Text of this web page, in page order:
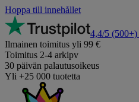
Hoppa till innehållet
4,4/5 (500+)
Ilmainen toimitus yli 99 €
Toimitus 2-4 arkipv
30 päivän palautusoikeus
Yli +25 000 tuotetta